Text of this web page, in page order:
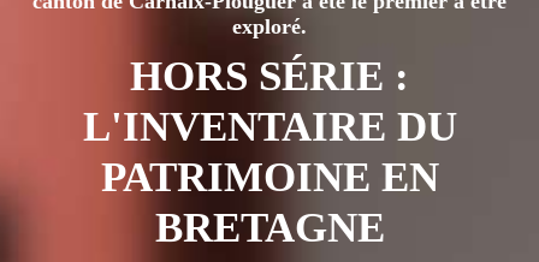
exploré.
HORS SÉRIE :
L'INVENTAIRE DU
PATRIMOINE EN
BRETAGNE